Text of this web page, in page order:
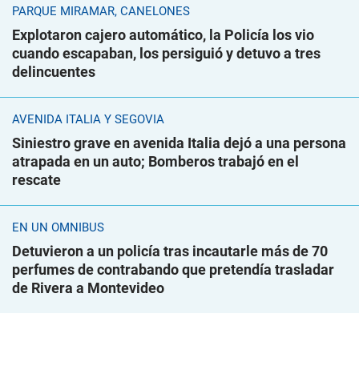
PARQUE MIRAMAR, CANELONES
Explotaron cajero automático, la Policía los vio
cuando escapaban, los persiguió y detuvo a tres
delincuentes
AVENIDA ITALIA Y SEGOVIA
Siniestro grave en avenida Italia dejó a una persona
atrapada en un auto; Bomberos trabajó en el
rescate
EN UN ÓMNIBUS
Detuvieron a un policía tras incautarle más de 70
perfumes de contrabando que pretendía trasladar
de Rivera a Montevideo